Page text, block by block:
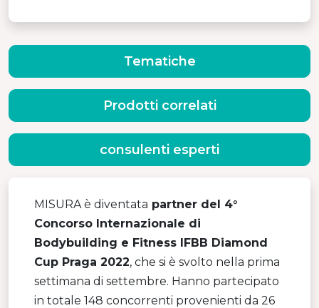
MISURA è diventata partner del 4°
Concorso Internazionale di
Bodybuilding e Fitness IFBB Diamond
Cup Praga 2022, che si è svolto nella prima
settimana di settembre. Hanno partecipato
in totale 148 concorrenti provenienti da 26
Tematiche
Prodotti correlati
consulenti esperti